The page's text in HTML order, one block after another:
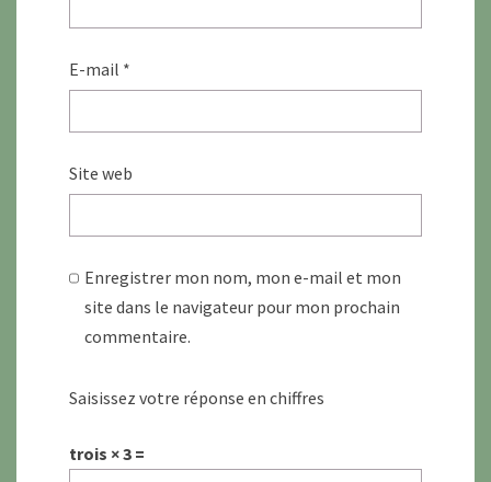
E-mail *
Site web
Enregistrer mon nom, mon e-mail et mon
site dans le navigateur pour mon prochain
commentaire.
Saisissez votre réponse en chiffres
trois × 3 =